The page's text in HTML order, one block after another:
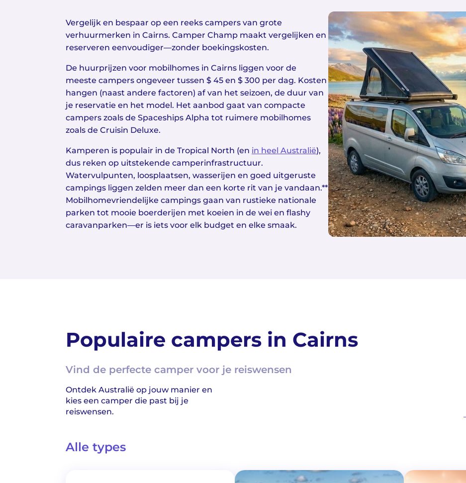
Vergelijk en bespaar op een reeks campers van grote
verhuurmerken in Cairns. Camper Champ maakt vergelijken en
reserveren eenvoudiger—zonder boekingskosten.
De huurprijzen voor mobilhomes in Cairns liggen voor de
meeste campers ongeveer tussen $ 45 en $ 300 per dag. Kosten
hangen (naast andere factoren) af van het seizoen, de duur van
je reservatie en het model. Het aanbod gaat van compacte
campers zoals de Spaceships Alpha tot ruimere mobilhomes
zoals de Cruisin Deluxe.
Kamperen is populair in de Tropical North (en in heel Australië),
dus reken op uitstekende camperinfrastructuur.
Watervulpunten, loosplaatsen, wasserijen en goed uitgeruste
campings liggen zelden meer dan een korte rit van je vandaan.**
Mobilhomevriendelijke campings gaan van rustieke nationale
parken tot mooie boerderijen met koeien in de wei en flashy
caravanparken—er is iets voor elk budget en elke smaak.
Populaire campers in Cairns
Vind de perfecte camper voor je reiswensen
Ontdek Australië op jouw manier en
kies een camper die past bij je
reiswensen.
Alle types